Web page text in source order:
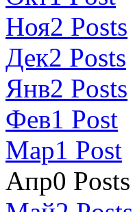
Ноя2 Posts
Дек2 Posts
Янв2 Posts
Фев1 Post
Мар1 Post
Апр0 Posts